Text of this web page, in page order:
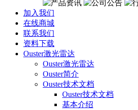
加入我们
在线商城
联系我们
资料下载
Ouster激光雷达
Ouster激光雷达
Ouster简介
Ouster技术文档
Ouster技术文档
基本介绍